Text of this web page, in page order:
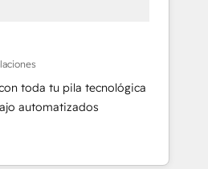
toda tu pila tecnológica
automatizados